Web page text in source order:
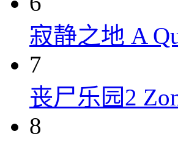
寂静之地 A
7
丧尸乐园2
8